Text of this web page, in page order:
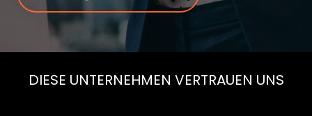
DIESE UNTERNEHMEN VERTRAUEN UNS